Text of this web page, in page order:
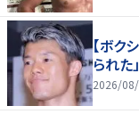
【ボク
られた
2026/